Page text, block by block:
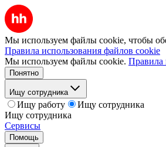
Мы используем файлы cookie, чтобы
Правила использования файлов cookie
Мы используем файлы cookie. Правила
Понятно
Ищу сотрудника
Ищу работу
Ищу сотрудника
Ищу сотрудника
Сервисы
Помощь